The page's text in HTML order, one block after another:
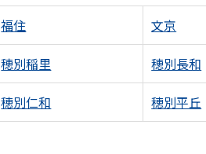
福住 文京
穂別稲里 穂別長和
穂別仁和 穂別平丘